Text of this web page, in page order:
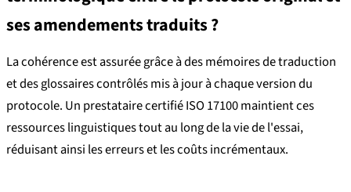
ses amendements traduits ?
La cohérence est assurée grâce à des mémoires de traduction
et des glossaires contrôlés mis à jour à chaque version du
protocole. Un prestataire certifié ISO 17100 maintient ces
ressources linguistiques tout au long de la vie de l'essai,
réduisant ainsi les erreurs et les coûts incrémentaux.